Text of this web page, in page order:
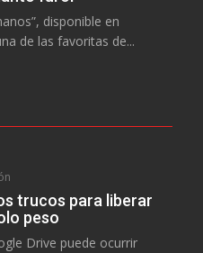
disponible en
de las favoritas de...
trucos para liberar
peso
Drive puede ocurrir